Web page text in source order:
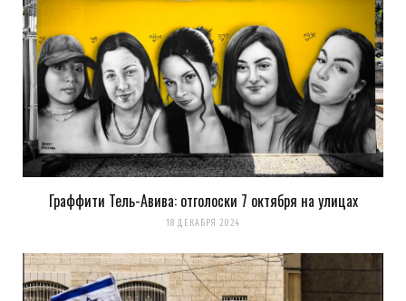
Граффити Тель-Авива: отголоски 7 октября на улицах
18 ДЕКАБРЯ 2024